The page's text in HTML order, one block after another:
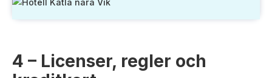
4 – Licenser, regler och